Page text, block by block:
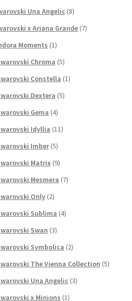
Una Angelic (8)
x Ariana Grande (7)
Moments (1)
Chroma (5)
Constella (1)
Dextera (5)
Gema (4)
Idyllia (11)
Imber (5)
Matrix (9)
Mesmera (7)
Only (2)
Sublima (4)
Swan (3)
Symbolica (2)
The Vienna Collection (5)
Una Angelic (3)
x Minions (1)